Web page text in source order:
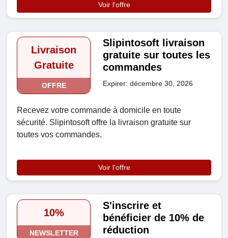
Voir l'offre
Livraison
Gratuite
OFFRE
Slipintosoft livraison
gratuite sur toutes les
commandes
Expirer: décembre 30, 2026
Recevez votre commande à domicile en toute
sécurité. Slipintosoft offre la livraison gratuite sur
toutes vos commandes.
Voir l'offre
10%
NEWSLETTER
S'inscrire et
bénéficier de 10% de
réduction